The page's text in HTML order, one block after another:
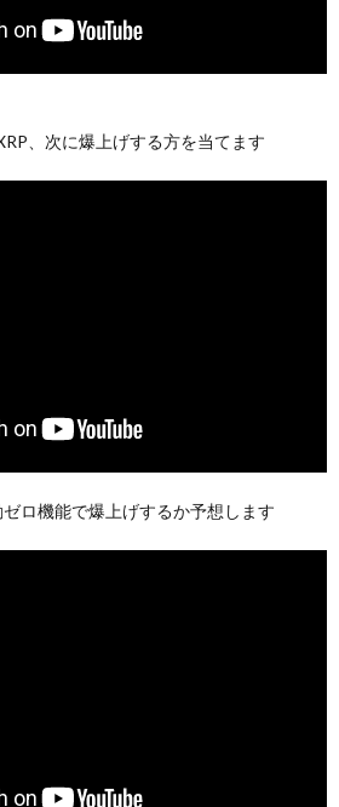
、次に爆上げする方を当てます
ロ機能で爆上げするか予想します